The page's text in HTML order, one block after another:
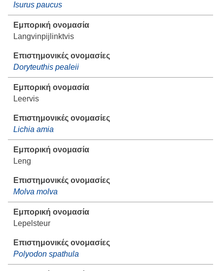
Isurus paucus
Langvinpijlinktvis
Doryteuthis pealeii
Leervis
Lichia amia
Leng
Molva molva
Lepelsteur
Polyodon spathula